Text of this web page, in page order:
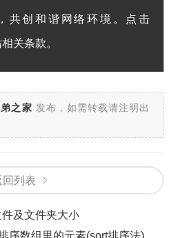
共创和谐网络环境。点击
关条款。
之家 发布，如需转载请注明出
回列表
及文件夹大小
序数组里的元素(sort排序法)